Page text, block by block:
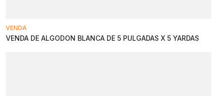
VENDA
VENDA DE ALGODON BLANCA DE 5 PULGADAS X 5 YARDAS